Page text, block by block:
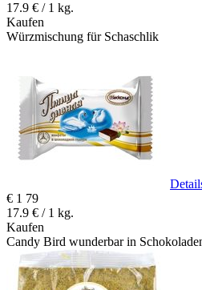
17.9 € / 1 kg.
Kaufen
Würzmischung für Schaschlik
€ 1 79
17.9 € / 1 kg.
Kaufen
Candy Bird wunderbar in